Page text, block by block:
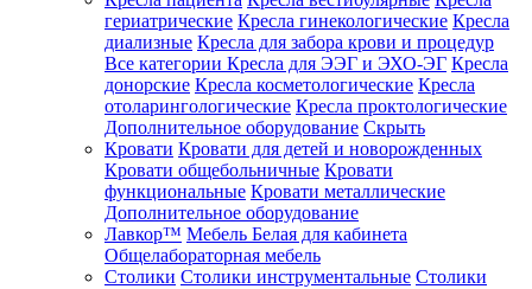
гериатрические Кресла гинекологические Кресла
диализные Кресла для забора крови и процедур
Все категории Кресла для ЭЭГ и ЭХО-ЭГ Кресла
донорские Кресла косметологические Кресла
отоларингологические Кресла проктологические
Дополнительное оборудование Скрыть
Кровати Кровати для детей и новорожденных
Кровати общебольничные Кровати
функциональные Кровати металлические
Дополнительное оборудование
Лавкор™ Мебель Белая для кабинета
Общелабораторная мебель
Столики Столики инструментальные Столики